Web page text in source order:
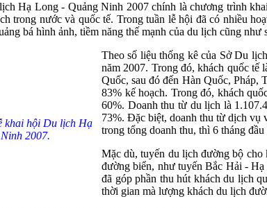
Hạ Long - Quảng Ninh 2007 chính là chương trình
trong nước và quốc tế. Trong tuần lễ hội đã có nhiều
bá hình ảnh, tiềm năng thế mạnh của du lịch cũng
khai hội Du lịch Hạ
2007.
Theo số liệu thống kê của Sở Du
năm 2007. Trong đó, khách quốc
Quốc, sau đó đến Hàn Quốc, Pháp,
83% kế hoạch. Trong đó, khách
60%. Doanh thu từ du lịch là
73%. Đặc biệt, doanh thu từ dịch vụ
trong tổng doanh thu, thì 6 tháng
Mặc dù, tuyến du lịch đường bộ cho
đường biển, như tuyến Bắc Hải -
đã góp phần thu hút khách du lịch
thời gian mà lượng khách du lịch